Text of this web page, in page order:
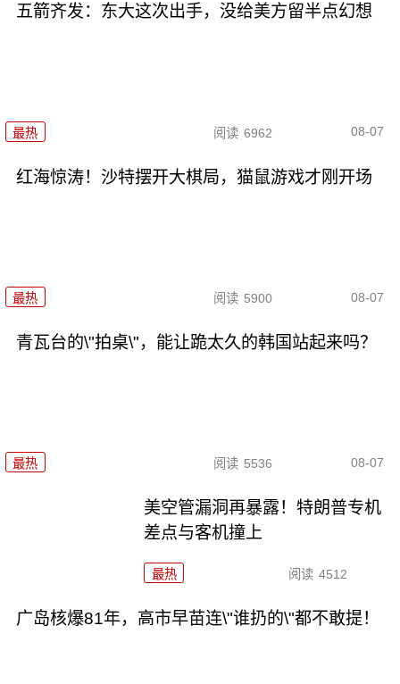
五箭齐发：东大这次出手，没给美方留半点幻想
最热 阅读 6962 08-07
红海惊涛！沙特摆开大棋局，猫鼠游戏才刚开场
最热 阅读 5900 08-07
青瓦台的\"拍桌\"，能让跪太久的韩国站起来吗？
最热 阅读 5536 08-07
美空管漏洞再暴露！特朗普专机
差点与客机撞上
最热 阅读 4512
广岛核爆81年，高市早苗连\"谁扔的\"都不敢提！